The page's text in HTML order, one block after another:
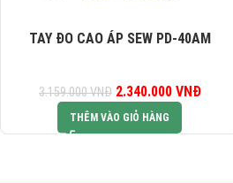
TAY ĐO CAO ÁP SEW PD-40AM
3.159.000VNĐ
Giá gốc là:
3.159.000 VNĐ.
2.340.000 VNĐ
THÊM VÀO GIỎ HÀNG